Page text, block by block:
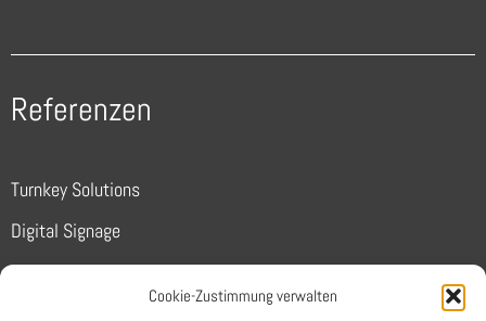
Cookie-Zustimmung verwalten
Referenzen
Turnkey Solutions
Digital Signage
Sports